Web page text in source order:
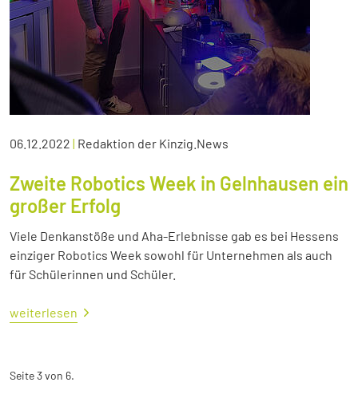
06.12.2022 | Redaktion der Kinzig.News
Zweite Robotics Week in Gelnhausen ein
großer Erfolg
Viele Denkanstöße und Aha-Erlebnisse gab es bei Hessens
einziger Robotics Week sowohl für Unternehmen als auch
für Schülerinnen und Schüler.
weiterlesen
Seite 3 von 6.